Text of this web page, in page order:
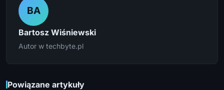
BA
Bartosz Wiśniewski
Autor w techbyte.pl
Powiązane artykuły